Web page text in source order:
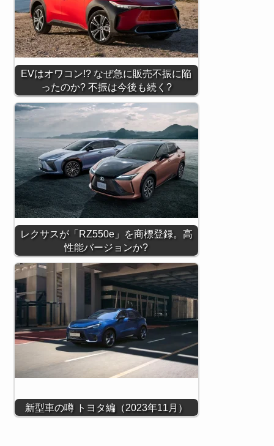
EVはオワコン!? なぜ急に販売不振に陥
ったのか? 不振は今後も続く?
レクサスが「RZ550e」を商標登録。高
性能バージョンか?
新型車の噂 トヨタ編（2023年11月）